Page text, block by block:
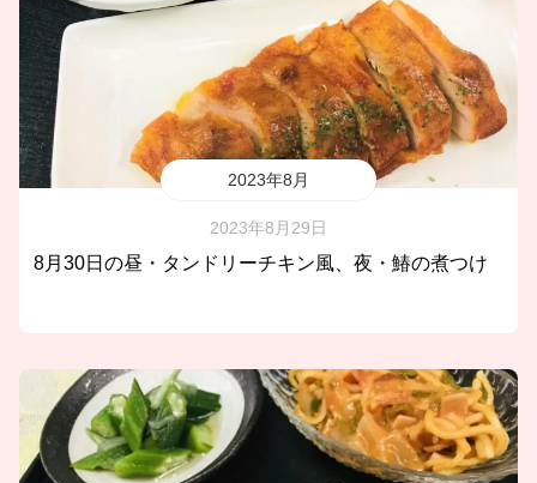
2023年8月
2023年8月29日
8月30日の昼・タンドリーチキン風、夜・鰆の煮つけ